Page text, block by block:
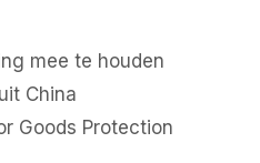
mee te houden
China
Goods Protection